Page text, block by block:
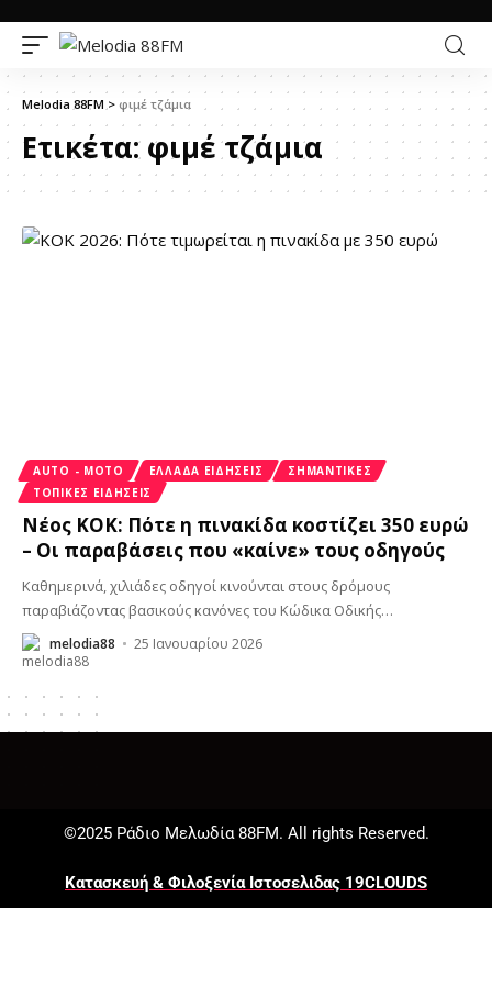
Melodia 88FM > φιμέ τζάμια
Ετικέτα:φιμέ τζάμια
AUTO - MOTO ΕΛΛΆΔΑ ΕΙΔΉΣΕΙΣ
ΣΗΜΑΝΤΙΚΈΣ
ΤΟΠΙΚΈΣ ΕΙΔΉΣΕΙΣ
Νέος ΚΟΚ: Πότε η πινακίδα κοστίζει 350 ευρώ
– Οι παραβάσεις που «καίνε» τους οδηγούς
Καθημερινά, χιλιάδες οδηγοί κινούνται στους δρόμους
παραβιάζοντας βασικούς κανόνες του Κώδικα Οδικής…
melodia88 25 Ιανουαρίου 2026
©2025 Ράδιο Μελωδία 88FM. All rights Reserved.
Κατασκευή & Φιλοξενία Ιστοσελιδας 19CLOUDS